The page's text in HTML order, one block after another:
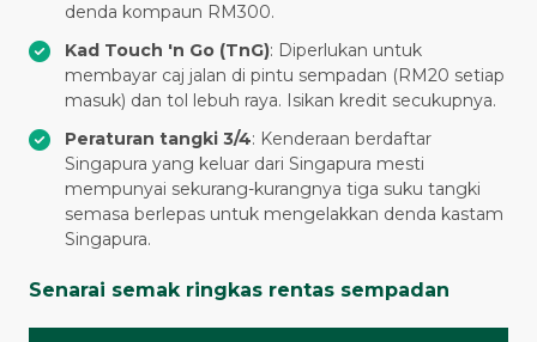
denda kompaun RM300.
Kad Touch 'n Go (TnG): Diperlukan untuk
membayar caj jalan di pintu sempadan (RM20 setiap
masuk) dan tol lebuh raya. Isikan kredit secukupnya.
Peraturan tangki 3/4: Kenderaan berdaftar
Singapura yang keluar dari Singapura mesti
mempunyai sekurang-kurangnya tiga suku tangki
semasa berlepas untuk mengelakkan denda kastam
Singapura.
Senarai semak ringkas rentas sempadan